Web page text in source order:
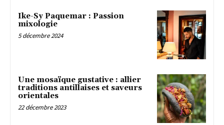
Ike-Sy Paquemar : Passion
mixologie
5 décembre 2024
Une mosaïque gustative : allier
traditions antillaises et saveurs
orientales
22 décembre 2023